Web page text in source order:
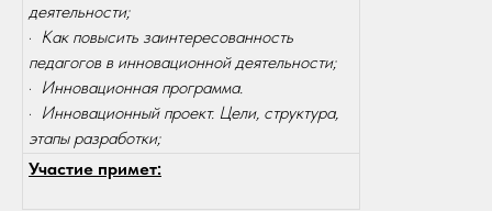
деятельности;
· Как повысить заинтересованность
педагогов в инновационной деятельности;
· Инновационная программа.
· Инновационный проект. Цели, структура,
этапы разработки;
Участие примет: